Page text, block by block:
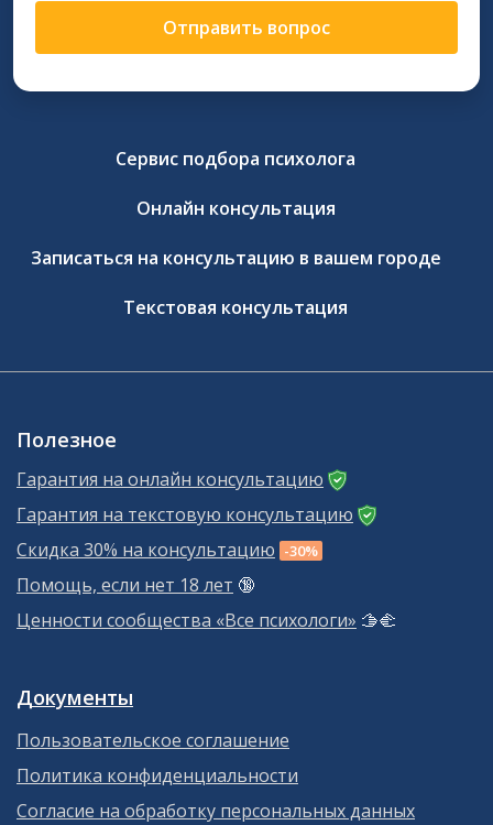
Отправить вопрос
Сервис подбора психолога
Онлайн консультация
Записаться на консультацию в вашем городе
Текстовая консультация
Полезное
Гарантия на онлайн консультацию
Гарантия на текстовую консультацию
Скидка 30% на консультацию -30%
Помощь, если нет 18 лет 🔞
Ценности сообщества «Все психологи» 🫱‍🫲
Документы
Пользовательское соглашение
Политика конфиденциальности
Согласие на обработку персональных данных